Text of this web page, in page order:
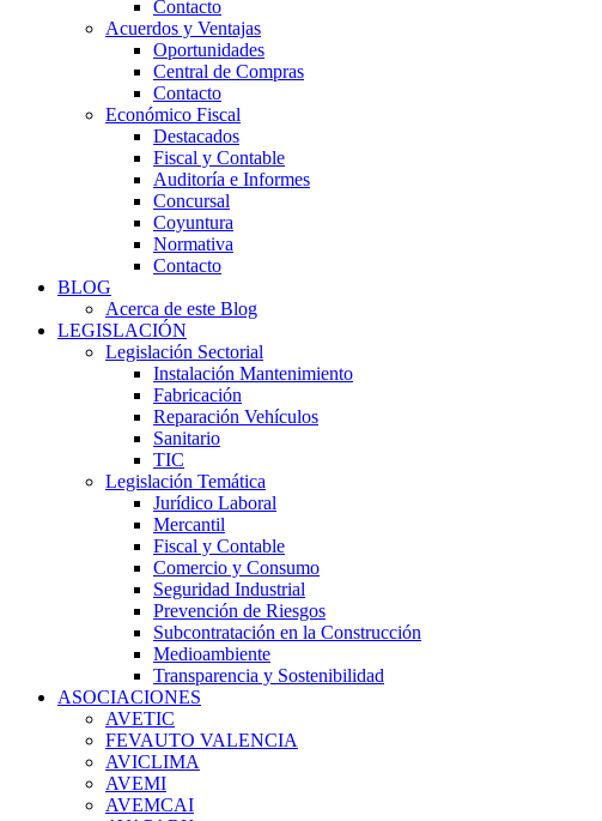
Contacto
Acuerdos y Ventajas
Oportunidades
Central de Compras
Contacto
Económico Fiscal
Destacados
Fiscal y Contable
Auditoría e Informes
Concursal
Coyuntura
Normativa
Contacto
BLOG
Acerca de este Blog
LEGISLACIÓN
Legislación Sectorial
Instalación Mantenimiento
Fabricación
Reparación Vehículos
Sanitario
TIC
Legislación Temática
Jurídico Laboral
Mercantil
Fiscal y Contable
Comercio y Consumo
Seguridad Industrial
Prevención de Riesgos
Subcontratación en la Construcción
Medioambiente
Transparencia y Sostenibilidad
ASOCIACIONES
AVETIC
FEVAUTO VALENCIA
AVICLIMA
AVEMI
AVEMCAI